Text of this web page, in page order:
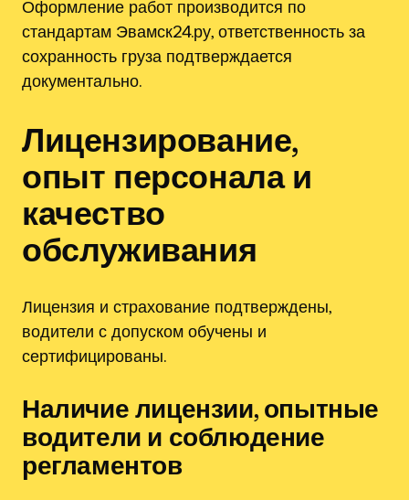
Оформление работ производится по
стандартам Эвамск24.ру, ответственность за
сохранность груза подтверждается
документально.
Лицензирование,
опыт персонала и
качество
обслуживания
Лицензия и страхование подтверждены,
водители с допуском обучены и
сертифицированы.
Наличие лицензии, опытные
водители и соблюдение
регламентов